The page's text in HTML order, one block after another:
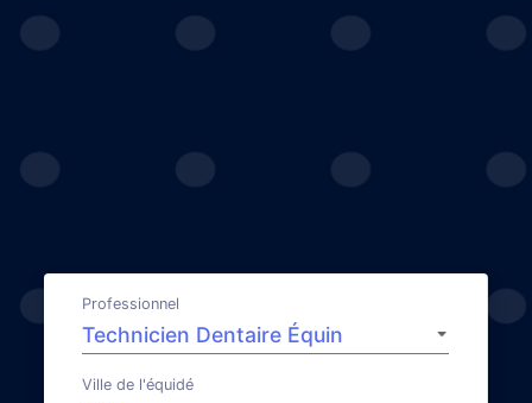
Professionnel
Ville de l'équidé